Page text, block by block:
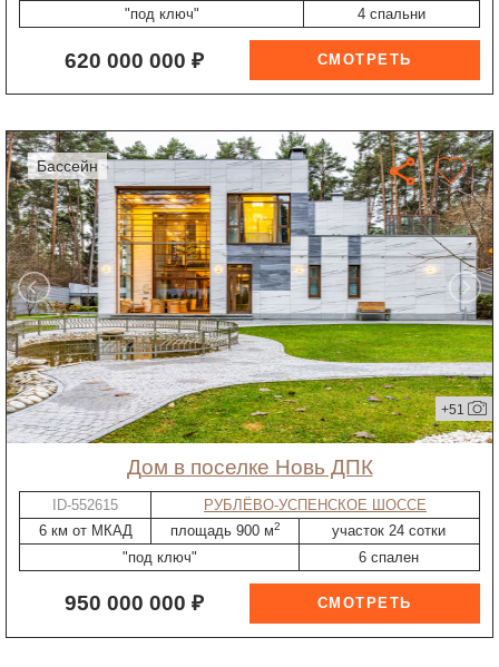
"под ключ"
4 спальни
620 000 000 ₽
бассейн
+51
дом в поселке Новь ДПК
ID-552615
РУБЛЁВО-УСПЕНСКОЕ ШОССЕ
6 км от МКАД
площадь 900 м2
участок 24 сотки
"под ключ"
6 спален
950 000 000 ₽